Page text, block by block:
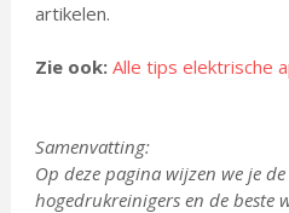
artikelen.
Zie ook: Alle tips elektrische
Samenvatting:
Op deze pagina wijzen we je
hogedrukreinigers en de beste